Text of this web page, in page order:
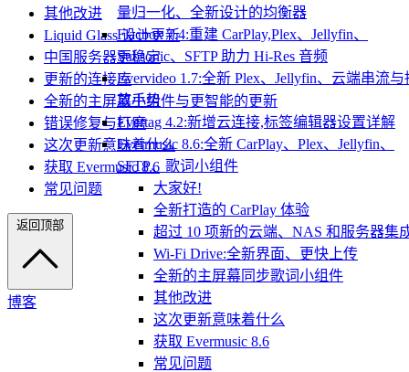
量归一化、全新设计的均衡器
Flacbox 7.4:重建 CarPlay,Plex、Jellyfin、
Subsonic、SFTP 助力 Hi-Res 音频
Evervideo 1.7:全新 Plex、Jellyfin、云端串流与
放手势
Evertag 4.2:新增云连接,标签编辑器设置详解
Evermusic 8.6:全新 CarPlay、Plex、Jellyfin、
SFTP、歌词小组件
大家好!
全新打造的 CarPlay 体验
超过 10 项新的云端、NAS 和服务器集
Wi-Fi Drive:全新界面、更快上传
全新的主屏幕同步歌词小组件
其他改进
这次更新意味着什么
获取 Evermusic 8.6
常见问题
其他改进
Liquid Glass 设计更新
中国服务器更稳定
更新的连接库
全新的主屏幕小组件与更智能的更新
错误修复与打磨
这次更新意味着什么
获取 Evermusic 8.6
常见问题
返回顶部
博客